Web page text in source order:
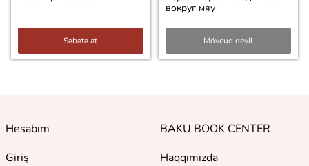
Səbətə at
вокруг мяу
Mövcud deyil
Hesabım
Giriş
BAKU BOOK CENTER
Haqqımızda